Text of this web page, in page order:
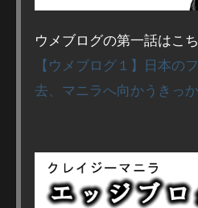
ウメブログの第一話はこ
【ウメブログ１】日本の
去、マニラへ向かうきっ